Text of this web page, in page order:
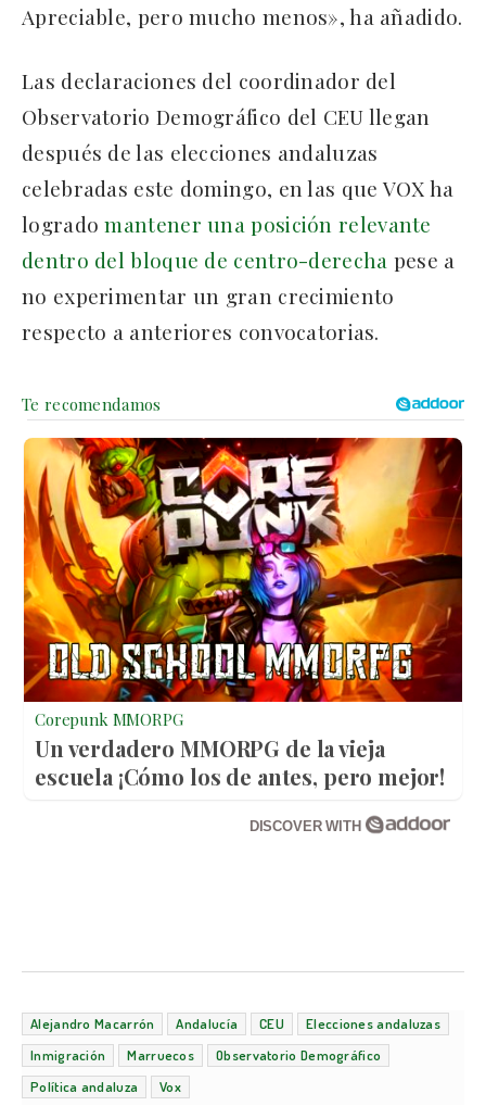
Apreciable, pero mucho menos», ha añadido.
Las declaraciones del coordinador del
Observatorio Demográfico del CEU llegan
después de las elecciones andaluzas
celebradas este domingo, en las que VOX ha
logrado mantener una posición relevante
dentro del bloque de centro-derecha pese a
no experimentar un gran crecimiento
respecto a anteriores convocatorias.
Corepunk MMORPG
Un verdadero MMORPG de la vieja
escuela ¡Cómo los de antes, pero mejor!
DISCOVER WITH
Alejandro Macarrón Andalucía CEU
Elecciones andaluzas
Inmigración
Marruecos
Observatorio Demográfico
Política andaluza
Vox